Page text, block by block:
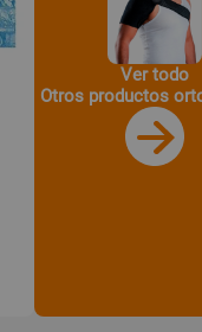
Ver todo
Otros productos